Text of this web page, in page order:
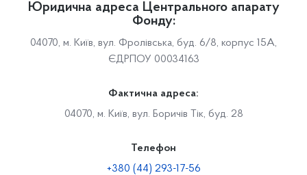
Юридична адреса Центрального апарату
Фонду:
04070, м. Київ, вул. Фролівська, буд. 6/8, корпус 15А,
ЄДРПОУ 00034163
Фактична адреса:
04070, м. Київ, вул. Боричів Тік, буд. 28
Телефон
+380 (44) 293-17-56